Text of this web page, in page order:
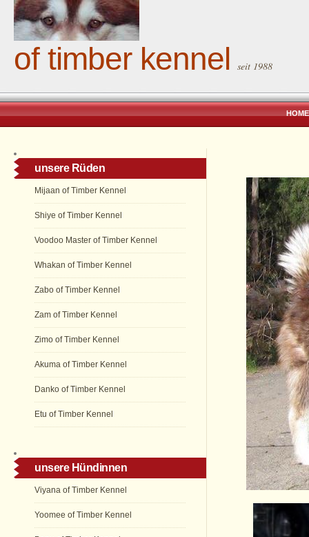
of timber kennel seit 1988
HOME
unsere Rüden
Mijaan of Timber Kennel
Shiye of Timber Kennel
Voodoo Master of Timber Kennel
Whakan of Timber Kennel
Zabo of Timber Kennel
Zam of Timber Kennel
Zimo of Timber Kennel
Akuma of Timber Kennel
Danko of Timber Kennel
Etu of Timber Kennel
unsere Hündinnen
Viyana of Timber Kennel
Yoomee of Timber Kennel